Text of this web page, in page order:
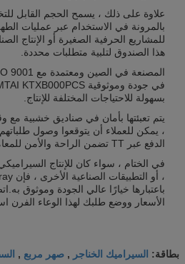
بالمرونة في الاستخدام عبر عمليات
للمشاريع الحرفية الصغيرة أو الإنتاج
هذا الصندوق لتلبية متطلبات محددة.
بسهولة للاحتياجات المختلفة للإنتاج.
، يمكن للعملاء أن يتوقعوا وصول
الدفع عبر TT تضمن الراحة والأمن للمعاملات.
في الختام ، سواء كان للإنتاج
باعتبارها خيارًا عالي الجودة وموثوق
الأسعار ووضع طلبك لهذا الوعاء الفرن
بطاقة: السيراميك الخناجر , صهر مربع ,